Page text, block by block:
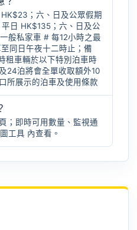
；六、日及公眾假期
日 HK$135；六、日及公
般私家車 # 每12小時之最
同日午夜十二時止；備
租車輛於以下特別泊車時
24泊將會全單收取額外10
所展示的泊車及使用條款
；即時可用數量、監視通
工具 內查看。